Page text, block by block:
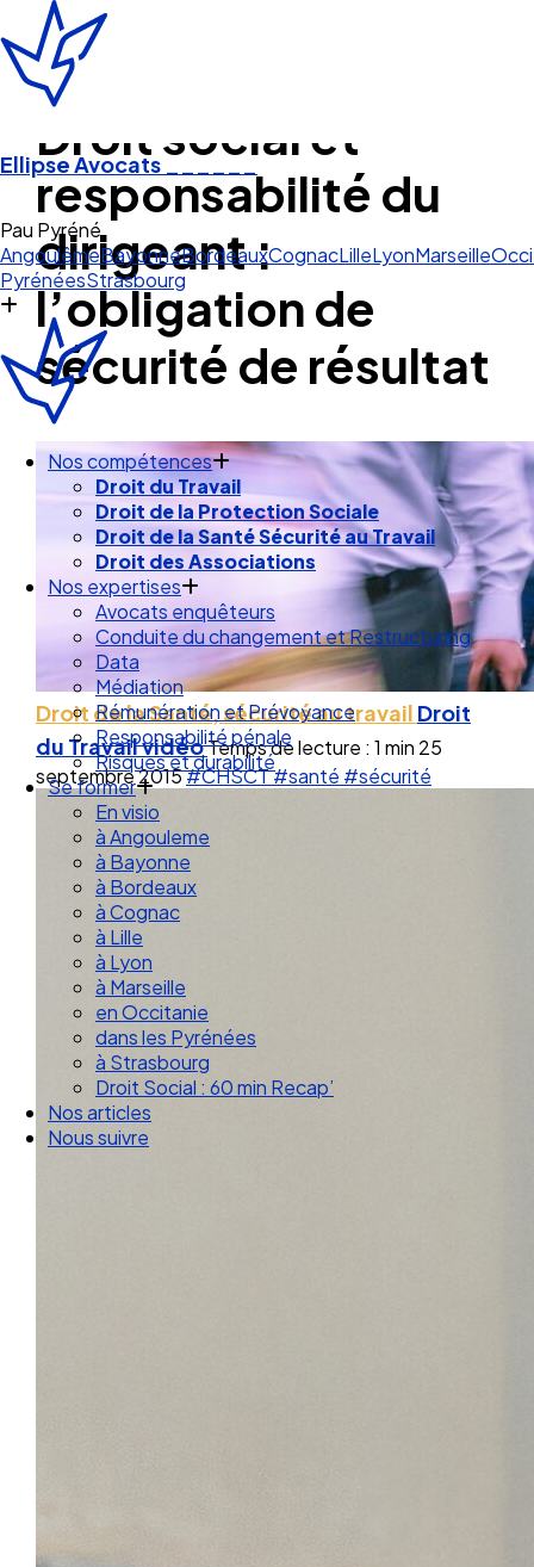
Ellipse Avocats ______
Bo
AngoulêmeBayonneBordeauxCognacLilleLyonMarseille
PyrénéesStrasbourg
Nos compétences
Droit du Travail
Droit de la Protection Sociale
Droit de la Santé Sécurité au Travail
Droit des Associations
Nos expertises
Avocats enquêteurs
Conduite du changement et Restructuring
Data
Médiation
Rémunération et Prévoyance
Responsabilité pénale
Risques et durabilité
Se former
En visio
à Angouleme
à Bayonne
à Bordeaux
à Cognac
à Lille
à Lyon
à Marseille
en Occitanie
dans les Pyrénées
à Strasbourg
Droit Social : 60 min Recap’
Nos articles
Nous suivre
Droit social et
responsabilité du
dirigeant :
l’obligation de
sécurité de résultat
Droit de la Santé, sécurité au travail Droit
du TravailvidéoTemps de lecture : 1 min 25
septembre 2015#CHSCT#santé #sécurité